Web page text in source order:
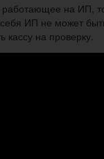
на ИП,
ИП не может
кассу на проверку.